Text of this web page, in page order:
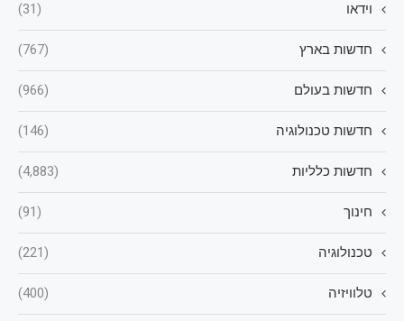
וידאו (31)
חדשות בארץ (767)
חדשות בעולם (966)
חדשות טכנולוגיה (146)
חדשות כלליות (4,883)
חינוך (91)
טכנולוגיה (221)
טלוויזיה (400)